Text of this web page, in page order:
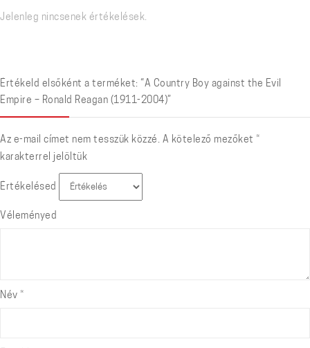
Jelenleg nincsenek értékelések.
Értékeld elsőként a terméket: “A Country Boy against the Evil
Empire – Ronald Reagan (1911-2004)”
Az e-mail címet nem tesszük közzé. A kötelező mezőket *
karakterrel jelöltük
Értékelésed
Véleményed
Név *